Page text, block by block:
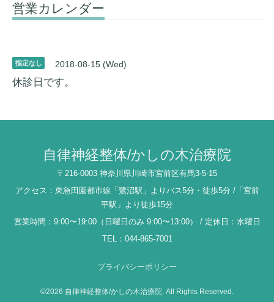
営業カレンダー
指定なし 2018-08-15 (Wed)
休診日です。
自律神経整体/かしの木治療院
〒216-0003 神奈川県川崎市宮前区有馬3-5-15
アクセス：東急田園都市線「鷺沼駅」よりバス5分・徒歩5分 /「宮前
平駅」より徒歩15分
営業時間：9:00〜19:00（日曜日のみ 9:00〜13:00） / 定休日：水曜日
TEL：044-865-7001
プライバシーポリシー
©2026 自律神経整体/かしの木治療院 . All Rights Reserved.